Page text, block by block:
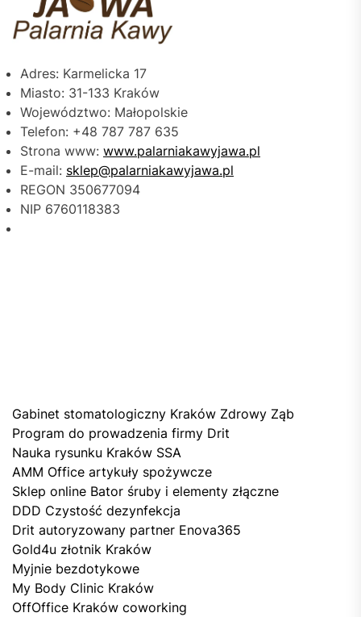
Adres: Karmelicka 17
Miasto: 31-133 Kraków
Województwo: Małopolskie
Telefon: +48 787 787 635
Strona www: www.palarniakawyjawa.pl
E-mail: sklep@palarniakawyjawa.pl
REGON 350677094
NIP 6760118383
Gabinet stomatologiczny Kraków Zdrowy Ząb
Program do prowadzenia firmy Drit
Nauka rysunku Kraków SSA
AMM Office artykuły spożywcze
Sklep online Bator śruby i elementy złączne
DDD Czystość dezynfekcja
Drit autoryzowany partner Enova365
Gold4u złotnik Kraków
Myjnie bezdotykowe
My Body Clinic Kraków
OffOffice Kraków coworking